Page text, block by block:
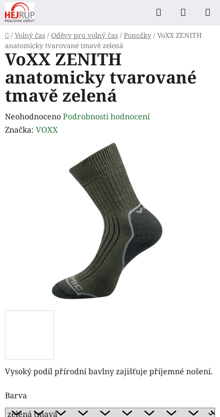
Přejít
na
obsah
Hledat
KOŠÍK
Domů
/ Volný čas / Oděvy pro volný čas / Ponožky / VoXX ZENITH
anatomicky tvarované tmavě zelená
Vysoký podíl přírodní bavlny zajišťuje příjemné nošení.
Barva
VoXX ZENITH
anatomicky tvarované
tmavě zelená
Průměrné
hodnocení
NeohodnocenoPodrobnosti hodnocení
Značka: VOXX